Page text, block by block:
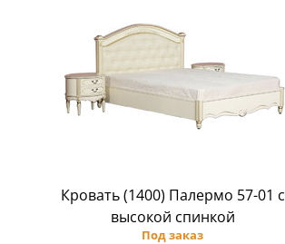
Кровать (1400) Палермо 57-01 с
высокой спинкой
Под заказ